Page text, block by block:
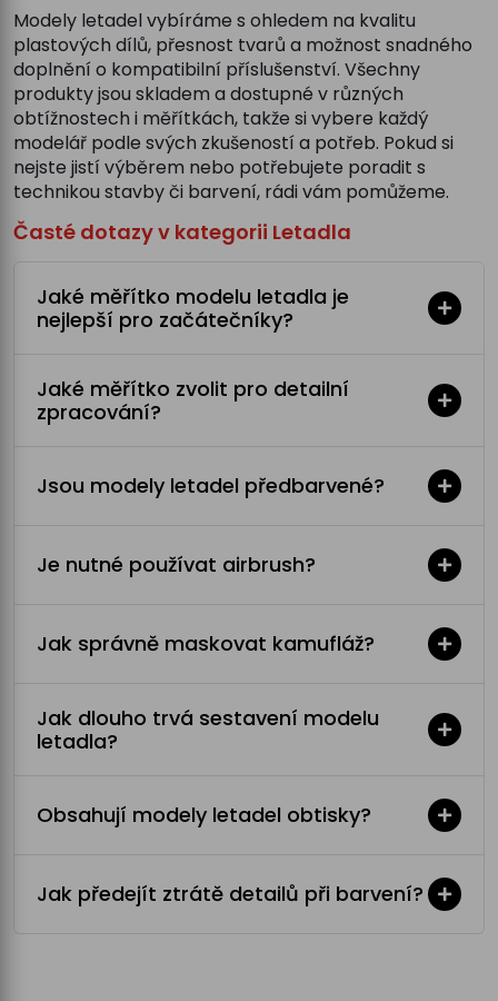
Modely letadel vybíráme s ohledem na kvalitu
plastových dílů, přesnost tvarů a možnost snadného
doplnění o kompatibilní příslušenství. Všechny
produkty jsou skladem a dostupné v různých
obtížnostech i měřítkách, takže si vybere každý
modelář podle svých zkušeností a potřeb. Pokud si
nejste jistí výběrem nebo potřebujete poradit s
technikou stavby či barvení, rádi vám pomůžeme.
Časté dotazy v kategorii Letadla
Jaké měřítko modelu letadla je
nejlepší pro začátečníky?
Jaké měřítko zvolit pro detailní
zpracování?
Jsou modely letadel předbarvené?
Je nutné používat airbrush?
Jak správně maskovat kamufláž?
Jak dlouho trvá sestavení modelu
letadla?
Obsahují modely letadel obtisky?
Jak předejít ztrátě detailů při barvení?